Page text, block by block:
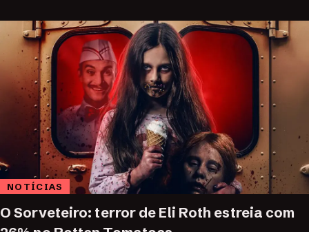
NOTÍCIAS
O Sorveteiro: terror de Eli Roth estreia com